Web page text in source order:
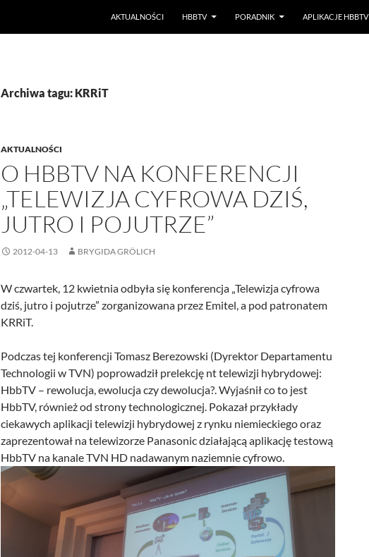
AKTUALNOŚCI
HBBTV PORADNIK APLIKACJE HBBTV
Archiwa tagu: KRRiT
AKTUALNOŚCI
O HBBTV NA KONFERENCJI
„TELEWIZJA CYFROWA DZIŚ,
JUTRO I POJUTRZE”
2012-04-13 BRYGIDA GRÖLICH
W czwartek, 12 kwietnia odbyła się konferencja „Telewizja cyfrowa
dziś, jutro i pojutrze” zorganizowana przez Emitel, a pod patronatem
KRRiT.
Podczas tej konferencji Tomasz Berezowski (Dyrektor Departamentu
Technologii w TVN) poprowadził prelekcję nt telewizji hybrydowej:
HbbTV – rewolucja, ewolucja czy dewolucja?. Wyjaśnił co to jest
HbbTV, również od strony technologicznej. Pokazał przykłady
ciekawych aplikacji telewizji hybrydowej z rynku niemieckiego oraz
zaprezentował na telewizorze Panasonic działającą aplikację testową
HbbTV na kanale TVN HD nadawanym naziemnie cyfrowo.